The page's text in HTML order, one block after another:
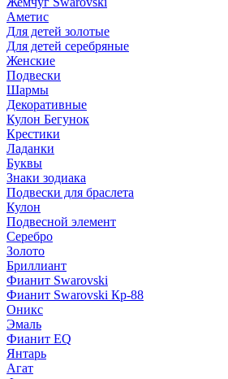
Аметис
Для детей золотые
Для детей серебряные
Женские
Подвески
Шармы
Декоративные
Кулон Бегунок
Крестики
Ладанки
Буквы
Знаки зодиака
Подвески для браслета
Кулон
Подвесной элемент
Серебро
Золото
Бриллиант
Фианит Swarovski
Фианит Swarovski Кр-88
Оникс
Эмаль
Фианит EQ
Янтарь
Агат